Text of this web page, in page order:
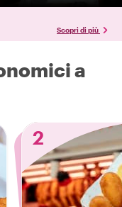
Scopri di più
a
2